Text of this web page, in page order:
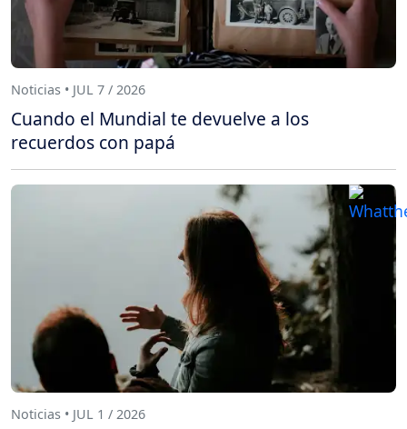
Noticias • JUL 7 / 2026
Cuando el Mundial te devuelve a los
recuerdos con papá
Noticias • JUL 1 / 2026